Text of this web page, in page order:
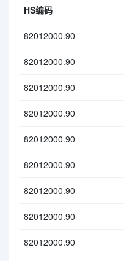
HS编码
82012000.90
82012000.90
82012000.90
82012000.90
82012000.90
82012000.90
82012000.90
82012000.90
82012000.90